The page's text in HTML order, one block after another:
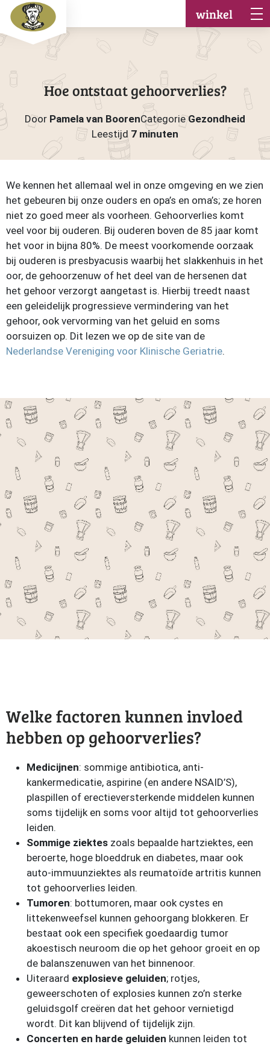
winkel
Hoe ontstaat gehoorverlies?
Door Pamela van BoorenCategorieGezondheid
Leestijd 7 minuten
We kennen het allemaal wel in onze omgeving en we zien
het gebeuren bij onze ouders en opa’s en oma’s; ze horen
niet zo goed meer als voorheen. Gehoorverlies komt
veel voor bij ouderen. Bij ouderen boven de 85 jaar komt
het voor in bijna 80%. De meest voorkomende oorzaak
bij ouderen is presbyacusis waarbij het slakkenhuis in het
oor, de gehoorzenuw of het deel van de hersenen dat
het gehoor verzorgt aangetast is. Hierbij treedt naast
een geleidelijk progressieve vermindering van het
gehoor, ook vervorming van het geluid en soms
oorsuizen op. Dit lezen we op de site van de
Nederlandse Vereniging voor Klinische Geriatrie.
Welke factoren kunnen invloed
hebben op gehoorverlies?
Medicijnen: sommige antibiotica, anti-
kankermedicatie, aspirine (en andere NSAID’S),
plaspillen of erectieversterkende middelen kunnen
soms tijdelijk en soms voor altijd tot gehoorverlies
leiden.
Sommige ziektes zoals bepaalde hartziektes, een
beroerte, hoge bloeddruk en diabetes, maar ook
auto-immuunziektes als reumatoïde artritis kunnen
tot gehoorverlies leiden.
Tumoren: bottumoren, maar ook cystes en
littekenweefsel kunnen gehoorgang blokkeren. Er
bestaat ook een specifiek goedaardig tumor
akoestisch neuroom die op het gehoor groeit en op
de balanszenuwen van het binnenoor.
Uiteraard explosieve geluiden; rotjes,
geweerschoten of explosies kunnen zo’n sterke
geluidsgolf creëren dat het gehoor vernietigd
wordt. Dit kan blijvend of tijdelijk zijn.
Concerten en harde geluiden kunnen leiden tot